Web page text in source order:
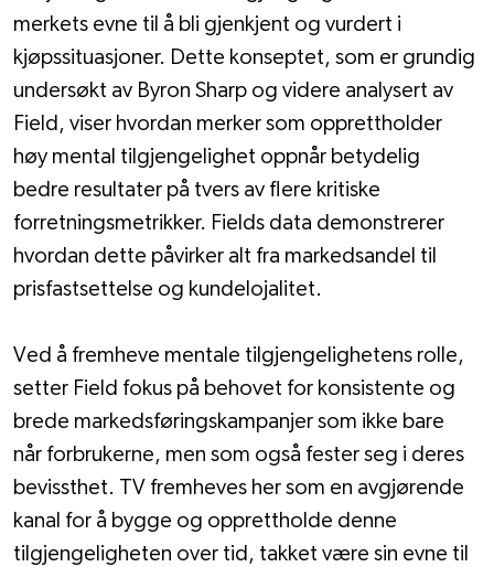
merkets evne til å bli gjenkjent og vurdert i
kjøpssituasjoner. Dette konseptet, som er grundig
undersøkt av Byron Sharp og videre analysert av
Field, viser hvordan merker som opprettholder
høy mental tilgjengelighet oppnår betydelig
bedre resultater på tvers av flere kritiske
forretningsmetrikker. Fields data demonstrerer
hvordan dette påvirker alt fra markedsandel til
prisfastsettelse og kundelojalitet.
Ved å fremheve mentale tilgjengelighetens rolle,
setter Field fokus på behovet for konsistente og
brede markedsføringskampanjer som ikke bare
når forbrukerne, men som også fester seg i deres
bevissthet. TV fremheves her som en avgjørende
kanal for å bygge og opprettholde denne
tilgjengeligheten over tid, takket være sin evne til